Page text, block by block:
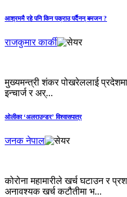
आश्रममै रहे पनि किन पक्राउ पर्दैनन् बमजन ?
राजकुमार कार्की
मुख्यमन्त्री शंकर पोखरेललाई
इन्चार्ज र अर्...
ओलीका ‘अलराउन्डर’ विश्वासपात्र
जनक नेपाल
कोरोना महामारीले खर्च घटाउन र
अनावश्यक खर्च कटौतीमा भ...